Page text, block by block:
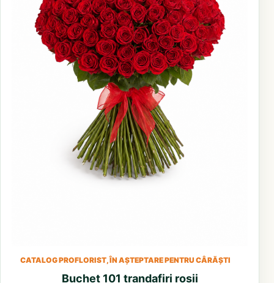
CATALOG PROFLORIST, ÎN AȘTEPTARE PENTRU CÂRĂȘTI
Buchet 101 trandafiri rosii